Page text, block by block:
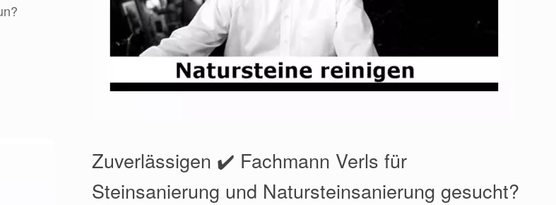
Zuverlässigen ✔️ Fachmann Verls für
Steinsanierung und Natursteinsanierung gesucht?